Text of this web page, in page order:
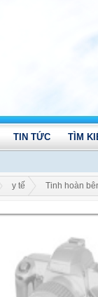
TIN TỨC TÌM
y tế Tinh hoàn